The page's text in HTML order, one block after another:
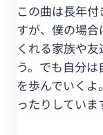
この曲は長年
すが、僕の場
くれる家族や
う。でも自分
を歩んでいく
ったりしていま